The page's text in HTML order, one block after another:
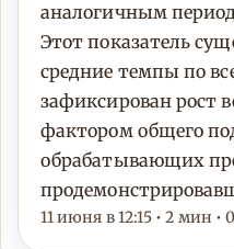
аналогичным
Этот показатель
средние темпы по
зафиксирован рост
фактором общего
обрабатывающих
11 июня в 12:15 • 2 мин •